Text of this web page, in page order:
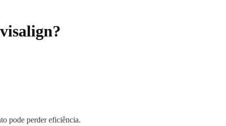
pode perder eficiência.